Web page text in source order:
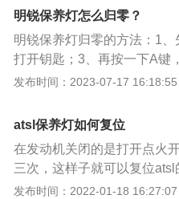
变速箱，最大功率是85千瓦
悬架使用了麦弗逊式独立悬
明锐保养灯怎么归零？
明锐保养灯归零的方法：1
打开钥匙；3、再按一下A键
需要保养车辆。汽车保养是
品牌的一款轿车，长宽高分
m，行李箱容积590升。明
0L两款自然吸气发动机，变
发布时间：2023-07-17 16:18:55
atsl保养灯如何复位
在发动机关闭的是打开点火
三次，这样子就可以复位
要进行保养了，建议不要私
发布时间：2022-01-18 16:27:07